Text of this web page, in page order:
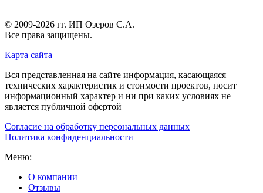
© 2009-2026 гг. ИП Озеров С.А.
Все права защищены.
Карта сайта
Вся представленная на сайте информация, касающаяся
технических характеристик и стоимости проектов, носит
информационный характер и ни при каких условиях не
является публичной офертой
Согласие на обработку персональных данных
Политика конфиденциальности
Меню:
О компании
Отзывы